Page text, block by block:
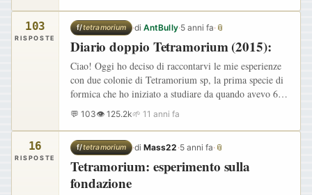
103
RISPOSTE
f/tetramorium ·diAntBully·5 anni fa·📎
Diario doppio Tetramorium (2015):
Ciao! Oggi ho deciso di raccontarvi le mie esperienze
con due colonie di Tetramorium sp, la prima specie di
formica che ho iniziato a studiare da quando avevo 6
anni, assieme alla sua amica Pheidole pallidula.
Quand'ero…
💬 103👁 125.2k🌱 11 anni fa
16
RISPOSTE
f/tetramorium ·diMass22 ·5 anni fa·📎
Tetramorium: esperimento sulla
fondazione